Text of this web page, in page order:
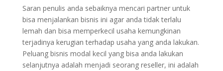
Saran penulis anda sebaiknya mencari partner untuk
bisa menjalankan bisnis ini agar anda tidak terlalu
lemah dan bisa memperkecil usaha kemungkinan
terjadinya kerugian terhadap usaha yang anda lakukan.
Peluang bisnis modal kecil yang bisa anda lakukan
selanjutnya adalah menjadi seorang reseller, ini adalah